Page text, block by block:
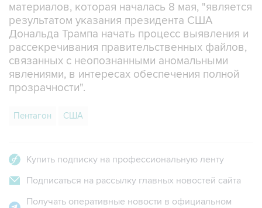
материалов, которая началась 8 мая, "является
результатом указания президента США
Дональда Трампа начать процесс выявления и
рассекречивания правительственных файлов,
связанных с неопознанными аномальными
явлениями, в интересах обеспечения полной
прозрачности".
Пентагон США
Купить подписку на профессиональную ленту
Подписаться на рассылку главных новостей сайта
Получать оперативные новости в официальном